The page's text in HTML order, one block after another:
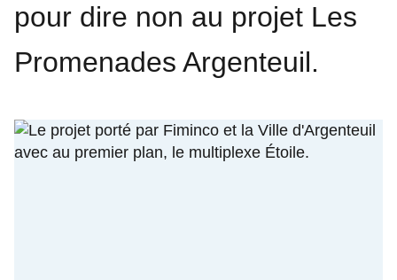
pour dire non au projet Les
Promenades Argenteuil.